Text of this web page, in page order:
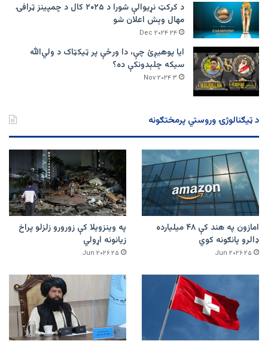
د کرکټ نړیوالې شورا د ۲۰۲۵ کال د چمپینز ټرافۍ
مهال وېش اعلان شو
۲۴ Dec ۲۰۲۴
ایا پوهیږئ چې، دا ورځې پر ټيکټاک د ولي‌الله
سیکه چلېدونکې ده؟
۳ Nov ۲۰۲۴
د ټیګنالوژۍ وروستي پرمختګونه
امازون په هند کې ۴۸ میلیارده
ډالرو پانګونه کوي
۲۵ Jun ۲۰۲۶
په وینزویلا کې زورورو زلزلو پراخ
زیانونه اړولي
۲۵ Jun ۲۰۲۶